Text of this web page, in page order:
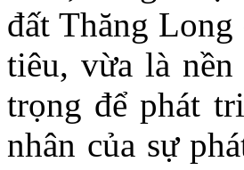
đất Thăng
tiêu, vừa là
trọng để phát
nhân của sự